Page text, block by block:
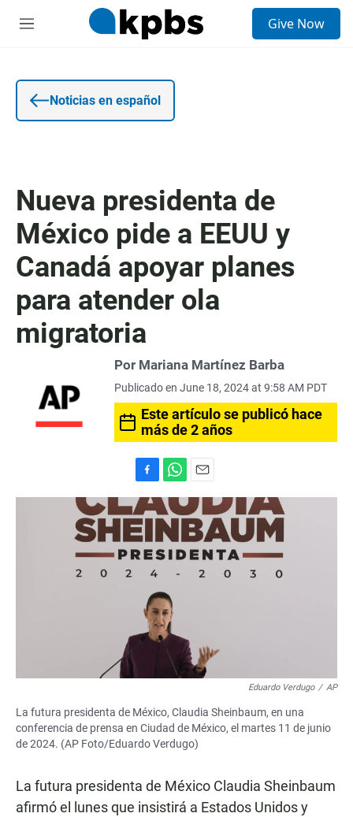
S
i
o
Give Now
Noticias en español
Nueva presidenta de
México pide a EEUU y
Canadá apoyar planes
para atender ola
migratoria
Por Mariana Martínez Barba
Publicado en June 18, 2024 at 9:58 AM PDT
Este artículo se publicó hace
más de 2 años
a
c
e
b
o
h
a
t
s
A
m
a
i
l
Eduardo Verdugo / AP
La futura presidenta de México, Claudia Sheinbaum, en una
conferencia de prensa en Ciudad de México, el martes 11 de junio
de 2024. (AP Foto/Eduardo Verdugo)
La futura presidenta de México Claudia Sheinbaum
afirmó el lunes que insistirá a Estados Unidos y